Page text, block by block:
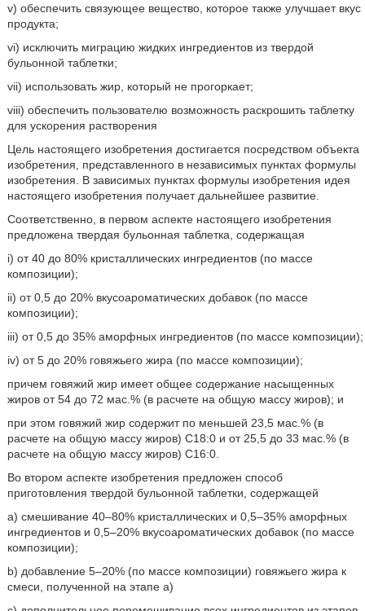
v) обеспечить связующее вещество, которое также улучшает вкус
продукта;
vi) исключить миграцию жидких ингредиентов из твердой
бульонной таблетки;
vii) использовать жир, который не прогоркает;
viii) обеспечить пользователю возможность раскрошить таблетку
для ускорения растворения
Цель настоящего изобретения достигается посредством объекта
изобретения, представленного в независимых пунктах формулы
изобретения. В зависимых пунктах формулы изобретения идея
настоящего изобретения получает дальнейшее развитие.
Соответственно, в первом аспекте настоящего изобретения
предложена твердая бульонная таблетка, содержащая
i) от 40 до 80% кристаллических ингредиентов (по массе
композиции);
ii) от 0,5 до 20% вкусоароматических добавок (по массе
композиции);
iii) от 0,5 до 35% аморфных ингредиентов (по массе композиции);
iv) от 5 до 20% говяжьего жира (по массе композиции);
причем говяжий жир имеет общее содержание насыщенных
жиров от 54 до 72 мас.% (в расчете на общую массу жиров); и
при этом говяжий жир содержит по меньшей 23,5 мас.% (в
расчете на общую массу жиров) C18:0 и от 25,5 до 33 мас.% (в
расчете на общую массу жиров) C16:0.
Во втором аспекте изобретения предложен способ
приготовления твердой бульонной таблетки, содержащей
a) смешивание 40–80% кристаллических и 0,5–35% аморфных
ингредиентов и 0,5–20% вкусоароматических добавок (по массе
композиции);
b) добавление 5–20% (по массе композиции) говяжьего жира к
смеси, полученной на этапе a)